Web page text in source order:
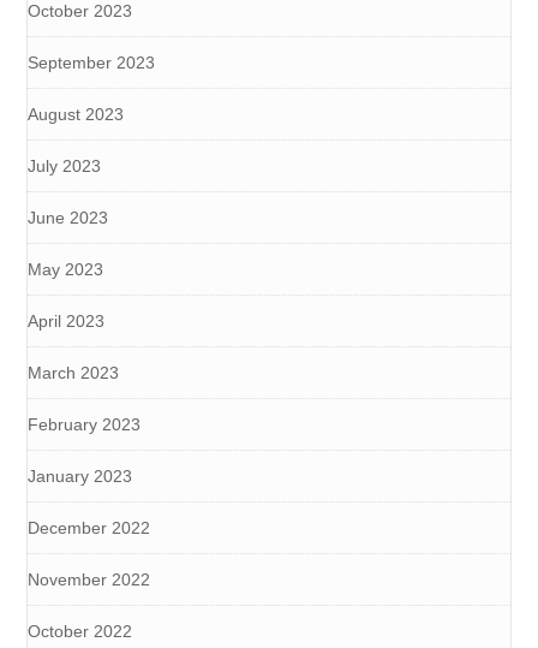
October 2023
September 2023
August 2023
July 2023
June 2023
May 2023
April 2023
March 2023
February 2023
January 2023
December 2022
November 2022
October 2022